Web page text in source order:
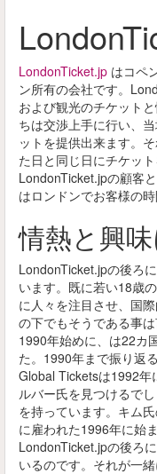
LondonTicket.jp はコペ
ン所有の会社です。
および観光のチケット
ちは交渉上手に行い、
ットを提供出来ます。
た日と同じ日にチケッ
LondonTicket.jpの顧客
はロンドンでお客様の
情熱と興
LondonTicket.jpの後ろ
います。既に若い18歳
に人々を注目させ、国
の下でもそうである事
1990年始めに、は22カ
た。1990年まで振り返
Global Ticketsは1992年
ルバー氏を見つけるで
を持っています。キム
に雇われた1996年に始
LondonTicket.jpの後ろ
いるのです。それが一